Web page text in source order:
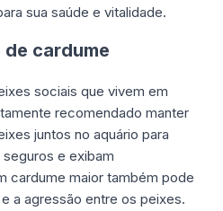
sua saúde e vitalidade.
cardume
sociais que vivem em
recomendado manter
juntos no aquário para
e exibam
cardume maior também pode
a agressão entre os peixes.